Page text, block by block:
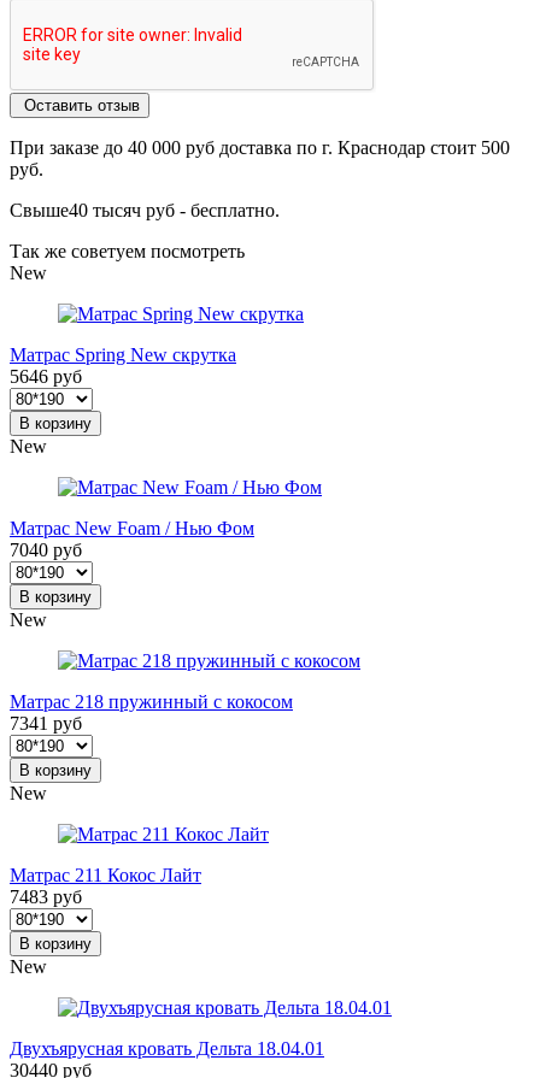
Оставить отзыв
При заказе до 40 000 руб доставка по г. Краснодар стоит 500
руб.
Свыше40 тысяч руб - бесплатно.
Так же советуем посмотреть
New
Матрас Spring New скрутка
5646 руб
В корзину
New
Матрас New Foam / Нью Фом
7040 руб
В корзину
New
Матрас 218 пружинный с кокосом
7341 руб
В корзину
New
Матрас 211 Кокос Лайт
7483 руб
В корзину
New
Двухъярусная кровать Дельта 18.04.01
30440 руб